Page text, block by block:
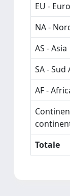
EU -
NA -
AS - Asia
SA - Sud
AF -
Totale